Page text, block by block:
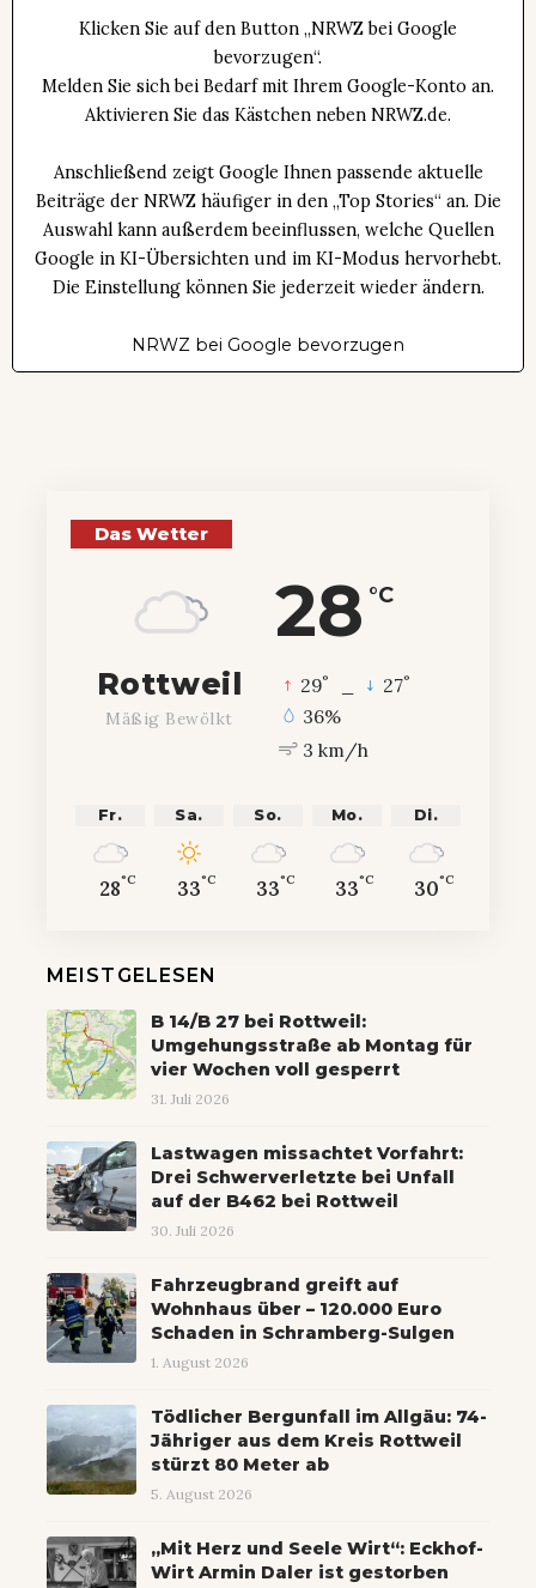
Klicken Sie auf den Button „NRWZ bei Google
bevorzugen“.
Melden Sie sich bei Bedarf mit Ihrem Google-Konto an.
Aktivieren Sie das Kästchen neben NRWZ.de.
Anschließend zeigt Google Ihnen passende aktuelle
Beiträge der NRWZ häufiger in den „Top Stories“ an. Die
Auswahl kann außerdem beeinflussen, welche Quellen
Google in KI-Übersichten und im KI-Modus hervorhebt.
Die Einstellung können Sie jederzeit wieder ändern.
NRWZ bei Google bevorzugen
Das Wetter
28 °C
Rottweil
Mäßig Bewölkt
29° 27°
36%
3 km/h
Fr.
28°C
Sa.
33°C
So.
33°C
Mo.
33°C
Di.
30°C
MEISTGELESEN
B 14/B 27 bei Rottweil:
Umgehungsstraße ab Montag für
vier Wochen voll gesperrt
31. Juli 2026
Lastwagen missachtet Vorfahrt:
Drei Schwerverletzte bei Unfall
auf der B462 bei Rottweil
30. Juli 2026
Fahrzeugbrand greift auf
Wohnhaus über – 120.000 Euro
Schaden in Schramberg-Sulgen
1. August 2026
Tödlicher Bergunfall im Allgäu: 74-
Jähriger aus dem Kreis Rottweil
stürzt 80 Meter ab
5. August 2026
„Mit Herz und Seele Wirt“: Eckhof-
Wirt Armin Daler ist gestorben